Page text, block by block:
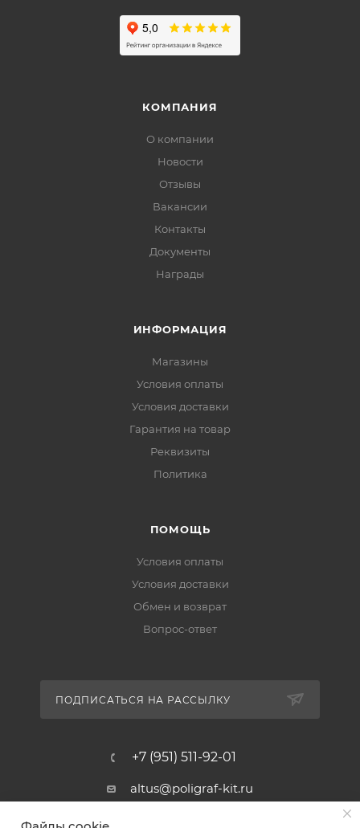
КОМПАНИЯ
О компании
Новости
Отзывы
Вакансии
Контакты
Документы
Награды
ИНФОРМАЦИЯ
Магазины
Условия оплаты
Условия доставки
Гарантия на товар
Реквизиты
Политика
ПОМОЩЬ
Условия оплаты
Условия доставки
Обмен и возврат
Вопрос-ответ
ПОДПИСАТЬСЯ НА РАССЫЛКУ
+7 (951) 511-92-01
altus@poligraf-kit.ru
Магазин-склад ТЦ "Альтус"